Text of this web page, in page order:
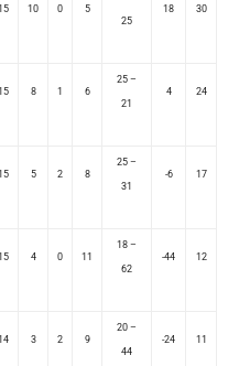
10 0 5
25
18 30
8 1 6
25 –
21
4 24
5 2 8
25 –
31
-6 17
4 0 11
18 –
62
-44 12
3 2 9
20 –
44
-24 11